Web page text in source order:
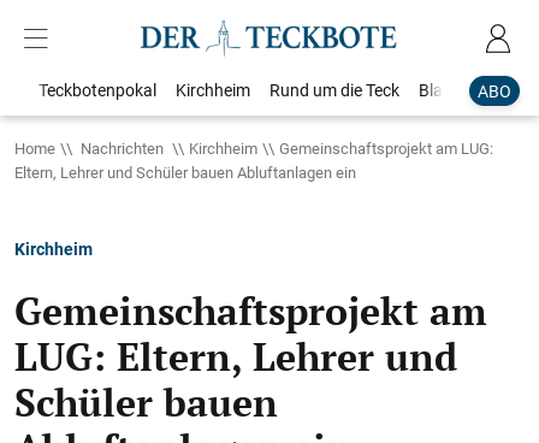
ABO
Teckbotenpokal Kirchheim Rund um die Teck Blaulicht
Home Nachrichten Kirchheim
Gemeinschaftsprojekt am LUG:
Eltern, Lehrer und Schüler bauen Abluftanlagen ein
Kirchheim
Gemeinschaftsprojekt am
LUG: Eltern, Lehrer und
Schüler bauen